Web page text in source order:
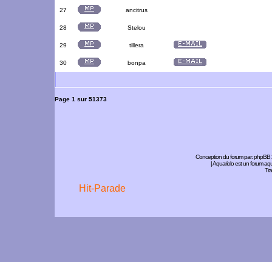
27 ancitrus
28 Stelou
29 tillera
30 bonpa
Page 1 sur 51373
Conception du forum par:phpBB
| Aquariolo est un forum